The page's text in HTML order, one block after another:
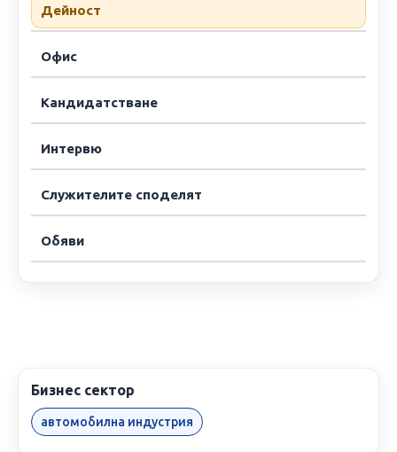
Дейност
Офис
Кандидатстване
Интервю
Служителите споделят
Обяви
Бизнес сектор
автомобилна индустрия